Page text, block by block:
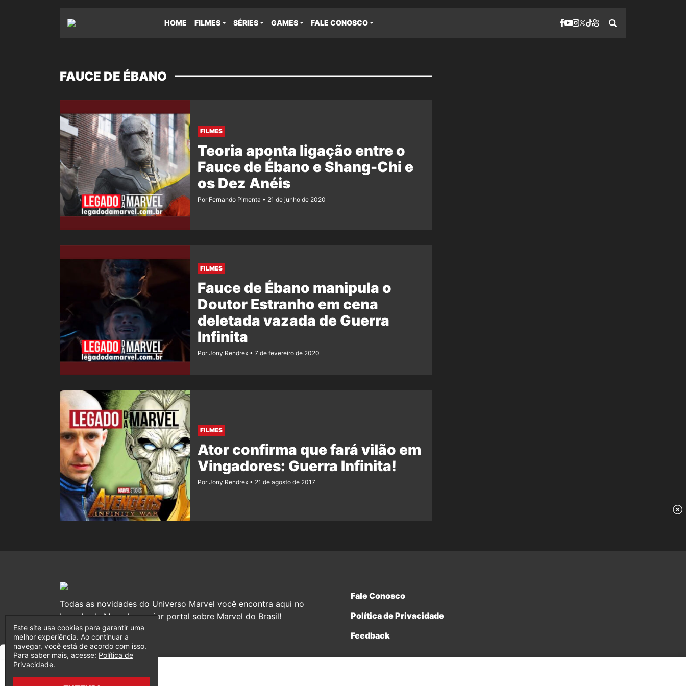
HOME FILMES SÉRIES GAMES FALE CONOSCO
FAUCE DE ÉBANO
FILMES
Teoria aponta ligação entre o
Fauce de Ébano e Shang-Chi e
os Dez Anéis
Por Fernando Pimenta 21 de junho de 2020
FILMES
Fauce de Ébano manipula o
Doutor Estranho em cena
deletada vazada de Guerra
Infinita
Por Jony Rendrex 7 de fevereiro de 2020
FILMES
Ator confirma que fará vilão em
Vingadores: Guerra Infinita!
Por Jony Rendrex 21 de agosto de 2017
Todas as novidades do Universo Marvel você encontra aqui no
Legado da Marvel, o maior portal sobre Marvel do Brasil!
Fale Conosco
Política de Privacidade
Feedback
Este site usa cookies para garantir uma
melhor experiência. Ao continuar a
navegar, você está de acordo com isso.
Para saber mais, acesse: Política de
Privacidade.